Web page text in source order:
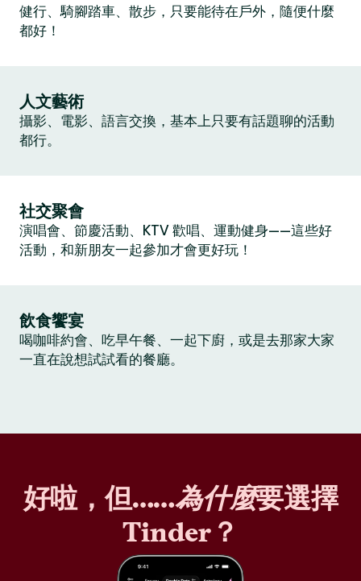
健行、騎腳踏車、散步，只要能待在戶外，隨便什麼
都好！
人文藝術
攝影、電影、語言交換，基本上只要有話題聊的活動
都行。
社交聚會
演唱會、節慶活動、KTV 歡唱、運動健身——這些好
活動，和新朋友一起參加才會更好玩！
飲食饗宴
喝咖啡約會、吃早午餐、一起下廚，或是去那家大家
一直在說想試試看的餐廳。
好啦，但……為什麼要選擇
Tinder？